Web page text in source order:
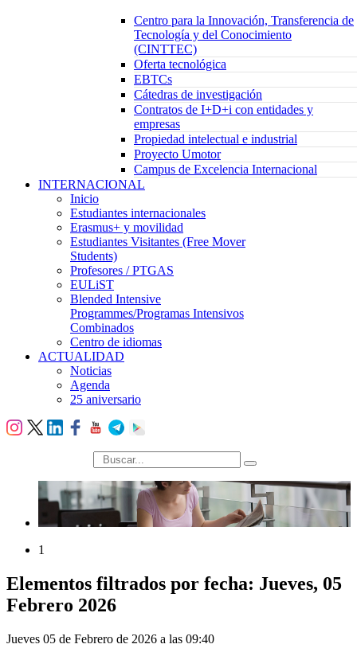
Centro para la Innovación, Transferencia de
Tecnología y del Conocimiento
(CINTTEC)
Oferta tecnológica
EBTCs
Cátedras de investigación
Contratos de I+D+i con entidades y
empresas
Propiedad intelectual e industrial
Proyecto Umotor
Campus de Excelencia Internacional
INTERNACIONAL
Inicio
Estudiantes internacionales
Erasmus+ y movilidad
Estudiantes Visitantes (Free Mover
Students)
Profesores / PTGAS
EULiST
Blended Intensive
Programmes/Programas Intensivos
Combinados
Centro de idiomas
ACTUALIDAD
Noticias
Agenda
25 aniversario
búsqueda
1
Elementos filtrados por fecha: Jueves, 05
Febrero 2026
Jueves 05 de Febrero de 2026 a las 09:40